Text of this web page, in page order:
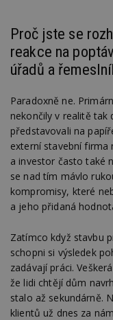
Proč jste se
reakce na
úřadů a
Paradoxně ne.
nekončily v realitě
představovali na
externí stavební
a investor často také
se nad tím mávlo
kompromisy, které
a jeho přidaná
Zatímco když stavbu
schopni si výsledek
zadávají práci.
že lidi chtějí dům
stalo až sekundárně.
klientů už dnes za